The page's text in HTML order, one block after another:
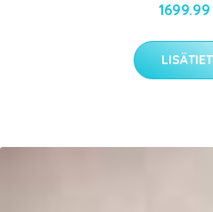
1699.99